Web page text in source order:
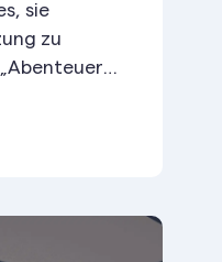
sie
zu